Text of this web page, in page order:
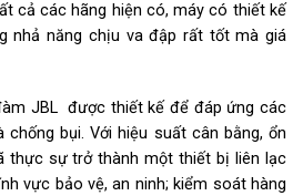
cả các hãng hiện có, máy có thiết kế
nhả năng chịu va đập rất tốt mà giá
JBL được thiết kế để đáp ứng các
bụi. Với hiệu suất cân bằng, ổn
thực sự trở thành một thiết bị liên lạc
vực bảo vệ, an ninh; kiểm soát hàng